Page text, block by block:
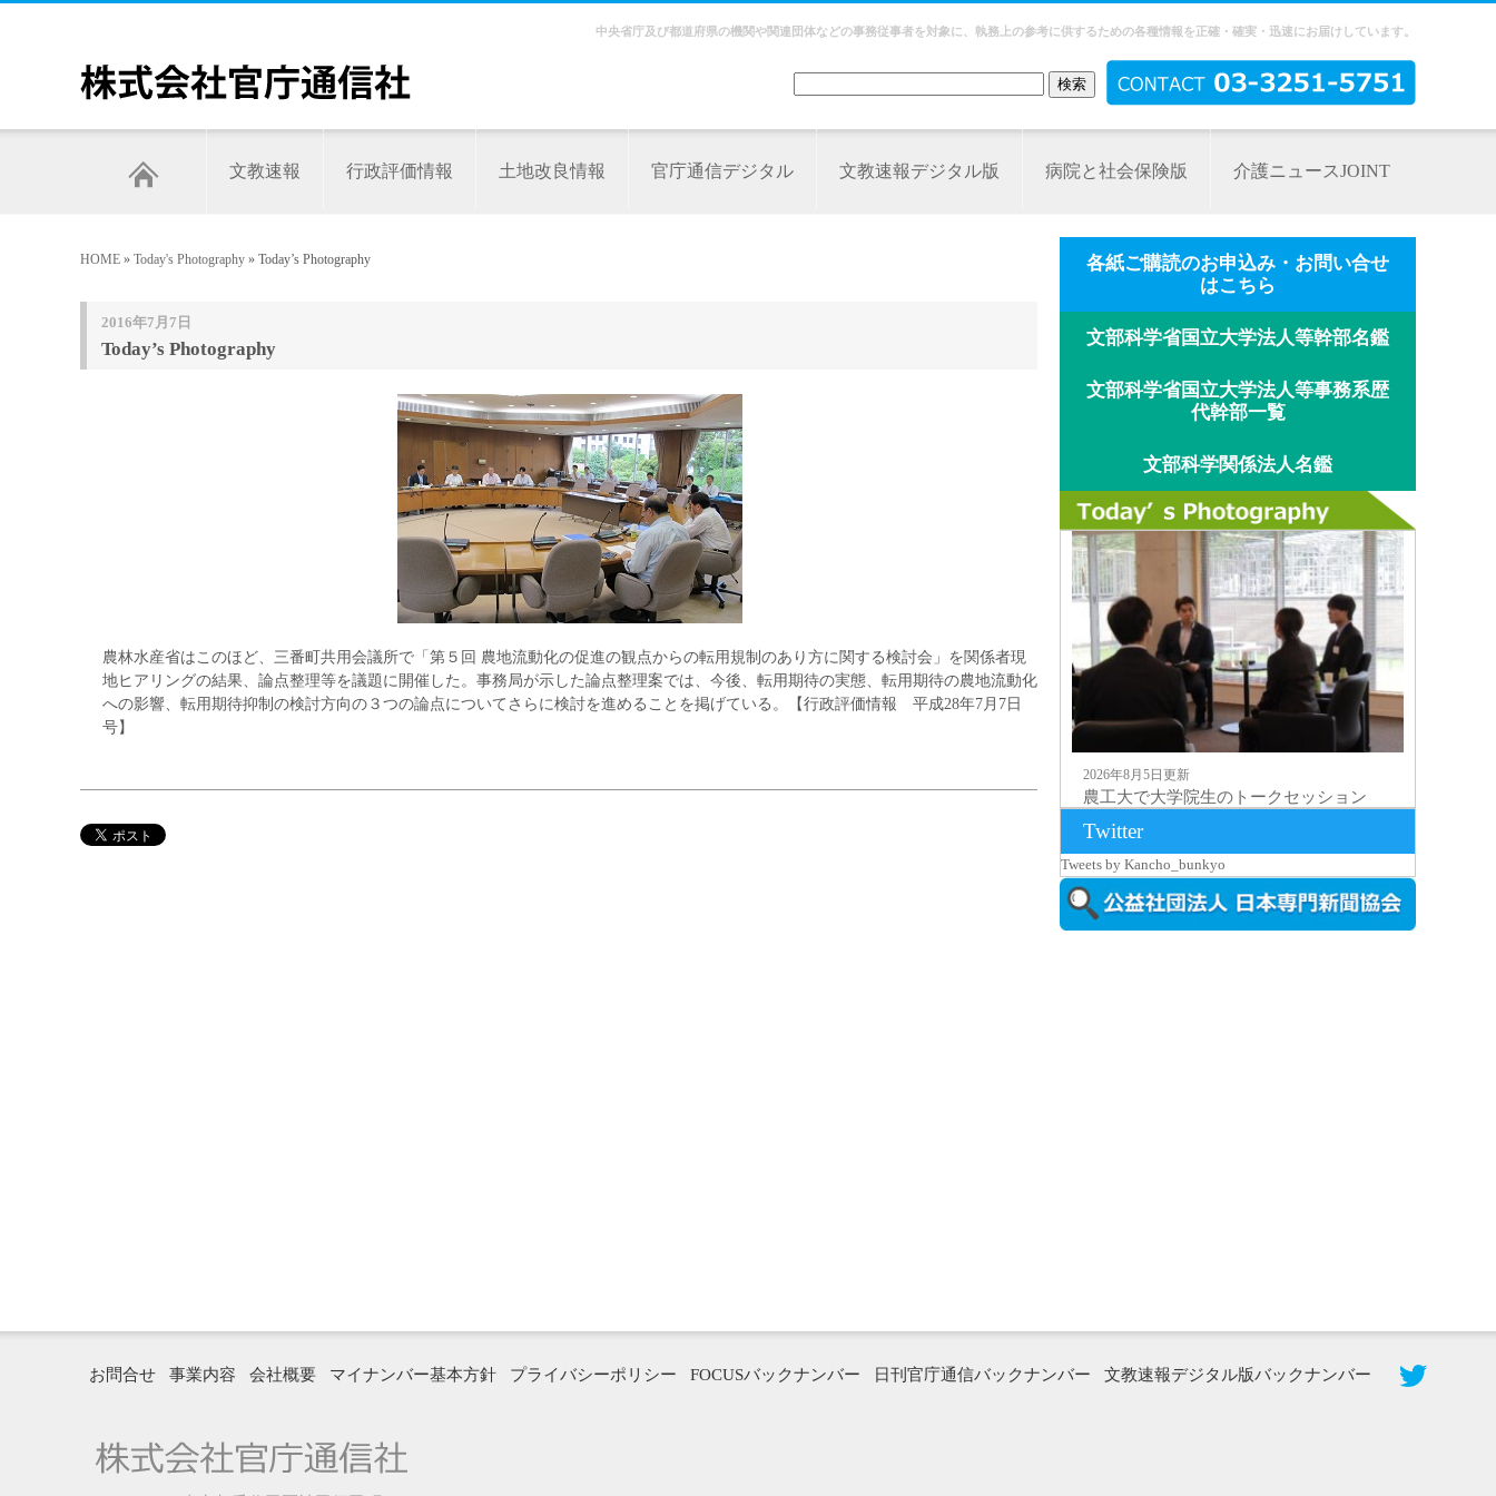
中央省庁及び都道府県の機関や関連団体などの事務従事者を対象に、執務上の参考に供するための各種情報を正確・確実・迅速にお届けしています。
文教速報 行政評価情報 土地改良情報 官庁通信デジタル 文教速報デジタル版 病院と社会保険版 介護ニュースJOINT
HOME » Today's Photography » Today’s Photography
2016年7月7日
Today’s Photography
農林水産省はこのほど、三番町共用会議所で「第５回 農地流動化の促進の観点からの転用規制のあり方に関する検討会」を関係者現
地ヒアリングの結果、論点整理等を議題に開催した。事務局が示した論点整理案では、今後、転用期待の実態、転用期待の農地流動化
への影響、転用期待抑制の検討方向の３つの論点についてさらに検討を進めることを掲げている。【行政評価情報 平成28年7月7日
号】
各紙ご購読のお申込み・お問い合せ
はこちら
文部科学省国立大学法人等幹部名鑑
文部科学省国立大学法人等事務系歴
代幹部一覧
文部科学関係法人名鑑
2026年8月5日更新
農工大で大学院生のトークセッション
Twitter
Tweets by Kancho_bunkyo
お問合せ 事業内容 会社概要 マイナンバー基本方針 プライバシーポリシー FOCUSバックナンバー 日刊官庁通信バックナンバー 文教速報デジタル版バックナンバー